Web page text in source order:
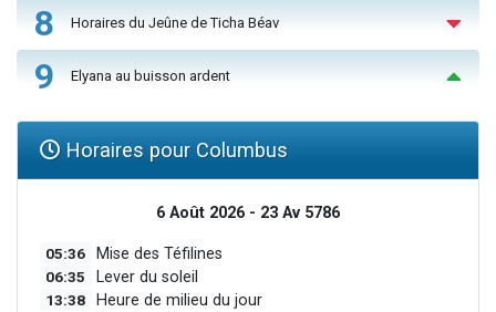
8 Horaires du Jeûne de Ticha Béav
9 Elyana au buisson ardent
Horaires pour Columbus
6 Août 2026 - 23 Av 5786
05:36 Mise des Téfilines
06:35 Lever du soleil
13:38 Heure de milieu du jour